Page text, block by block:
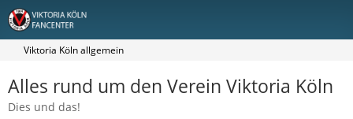
Viktoria Köln allgemein
Alles rund um den Verein Viktoria Köln
Dies und das!